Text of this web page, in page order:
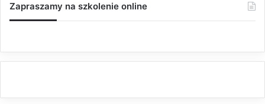
Zapraszamy na szkolenie online